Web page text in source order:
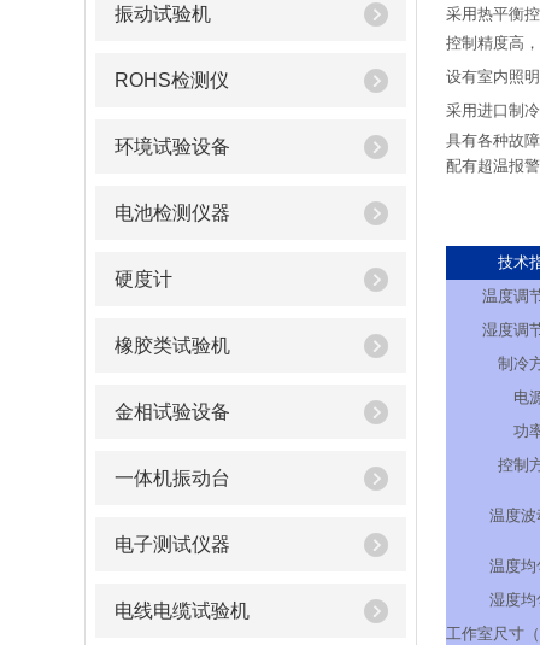
振动试验机
ROHS检测仪
环境试验设备
电池检测仪器
硬度计
橡胶类试验机
金相试验设备
一体机振动台
电子测试仪器
电线电缆试验机
采用热平衡
控制精度高，
设有室内照
采用进口制
具有各种故
配有超温报
技术
温度调
湿度调
制冷
电
功
控制
温度波
温度均
湿度均
工作室尺寸